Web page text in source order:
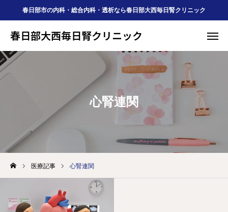
春日部市の内科・総合内科・透析なら春日部大西毎日腎クリニック
春日部大西毎日腎クリニック
心腎連関
医療記事 心腎連関
春日部大西毎日腎クリニック
Web予約
診療案内 アクセス
公式LINE
 薬局
 医療記事
HOME